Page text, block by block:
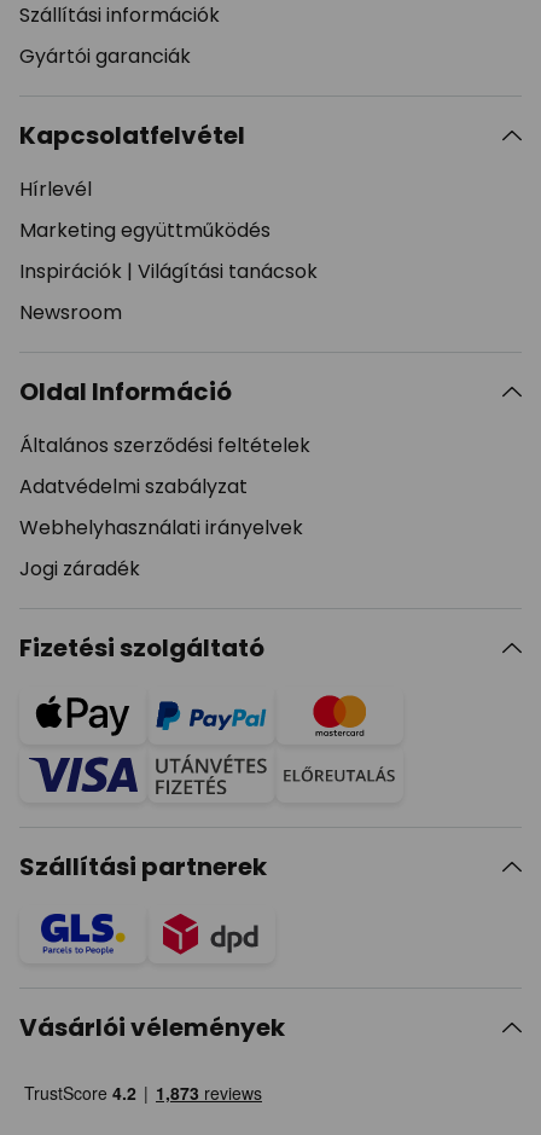
Szállítási információk
Gyártói garanciák
Kapcsolatfelvétel
Hírlevél
Marketing együttműködés
Inspirációk | Világítási tanácsok
Newsroom
Oldal Információ
Általános szerződési feltételek
Adatvédelmi szabályzat
Webhelyhasználati irányelvek
Jogi záradék
Fizetési szolgáltató
Szállítási partnerek
Vásárlói vélemények